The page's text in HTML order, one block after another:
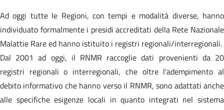
Ad oggi tutte le Regioni, con tempi e modalità diverse, hanno
individuato formalmente i presidi accreditati della Rete Nazionale
Malattie Rare ed hanno istituito i registri regionali/interregionali.
Dal 2001 ad oggi, il RNMR raccoglie dati provenienti da 20
registri regionali o interregionali, che oltre l’adempimento al
debito informativo che hanno verso il RNMR, sono adattati anche
alle specifiche esigenze locali in quanto integrati nel sistema